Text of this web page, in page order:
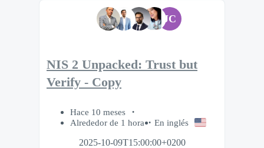
JC
NIS 2 Unpacked: Trust but
Verify - Copy
Hace 10 meses
Alrededor de 1 hora
En inglés
2025-10-09T15:00:00+0200